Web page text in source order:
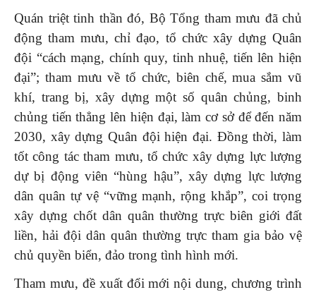
Quán triệt tinh thần đó, Bộ Tổng tham mưu đã chủ
động tham mưu, chỉ đạo, tổ chức xây dựng Quân
đội “cách mạng, chính quy, tinh nhuệ, tiến lên hiện
đại”; tham mưu về tổ chức, biên chế, mua sắm vũ
khí, trang bị, xây dựng một số quân chủng, binh
chủng tiến thẳng lên hiện đại, làm cơ sở để đến năm
2030, xây dựng Quân đội hiện đại. Đồng thời, làm
tốt công tác tham mưu, tổ chức xây dựng lực lượng
dự bị động viên “hùng hậu”, xây dựng lực lượng
dân quân tự vệ “vững mạnh, rộng khắp”, coi trọng
xây dựng chốt dân quân thường trực biên giới đất
liền, hải đội dân quân thường trực tham gia bảo vệ
chủ quyền biển, đảo trong tình hình mới.
Tham mưu, đề xuất đổi mới nội dung, chương trình